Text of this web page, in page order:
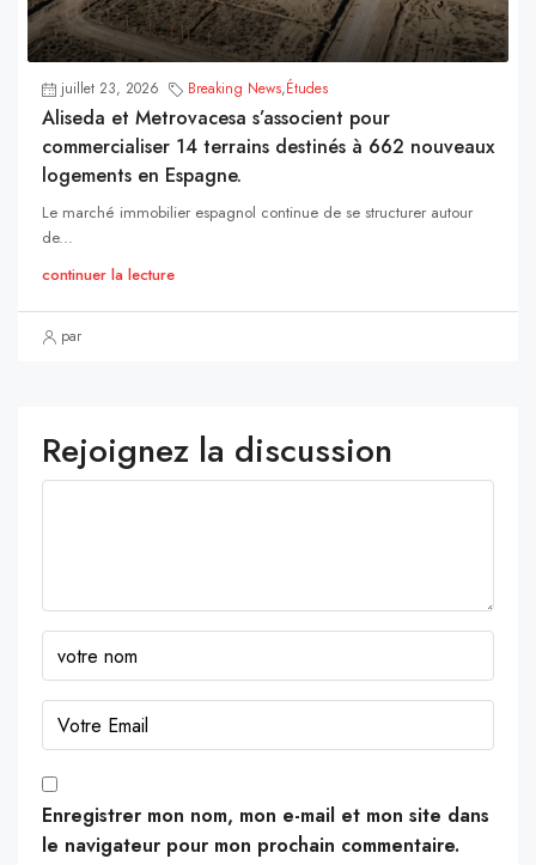
juillet 23, 2026 Breaking News,Études
Aliseda et Metrovacesa s’associent pour
commercialiser 14 terrains destinés à 662 nouveaux
logements en Espagne.
Le marché immobilier espagnol continue de se structurer autour
de...
continuer la lecture
par
Rejoignez la discussion
Enregistrer mon nom, mon e-mail et mon site dans
le navigateur pour mon prochain commentaire.